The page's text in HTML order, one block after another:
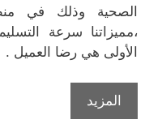
الصحية وذلك في
،مميزاتنا سرعة
الأولى هي رضا العميل .
المزيد